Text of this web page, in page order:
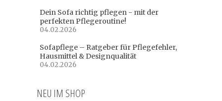
Dein Sofa richtig pflegen - mit der
perfekten Pflegeroutine!
04.02.2026
Sofapflege – Ratgeber für Pflegefehler,
Hausmittel & Designqualität
04.02.2026
NEU IM SHOP